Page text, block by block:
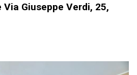
Giuseppe Verdi, 25,